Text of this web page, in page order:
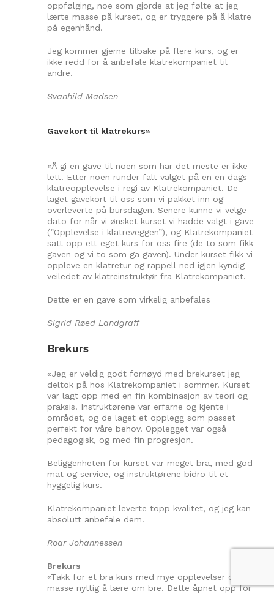
oppfølging, noe som gjorde at jeg følte at jeg
lærte masse på kurset, og er tryggere på å klatre
på egenhånd.
Jeg kommer gjerne tilbake på flere kurs, og er
ikke redd for å anbefale klatrekompaniet til
andre.
Svanhild Madsen
Gavekort til klatrekurs»
«Å gi en gave til noen som har det meste er ikke
lett. Etter noen runder falt valget på en en dags
klatreopplevelse i regi av Klatrekompaniet. De
laget gavekort til oss som vi pakket inn og
overleverte på bursdagen. Senere kunne vi velge
dato for når vi ønsket kurset vi hadde valgt i gave
(”Opplevelse i klatreveggen”), og Klatrekompaniet
satt opp ett eget kurs for oss fire (de to som fikk
gaven og vi to som ga gaven). Under kurset fikk vi
oppleve en klatretur og rappell ned igjen kyndig
veiledet av klatreinstruktør fra Klatrekompaniet.
Dette er en gave som virkelig anbefales
Sigrid Røed Landgraff
Brekurs
«Jeg er veldig godt fornøyd med brekurset jeg
deltok på hos Klatrekompaniet i sommer. Kurset
var lagt opp med en fin kombinasjon av teori og
praksis. Instruktørene var erfarne og kjente i
området, og de laget et opplegg som passet
perfekt for våre behov. Opplegget var også
pedagogisk, og med fin progresjon.
Beliggenheten for kurset var meget bra, med god
mat og service, og instruktørene bidro til et
hyggelig kurs.
Klatrekompaniet leverte topp kvalitet, og jeg kan
absolutt anbefale dem!
Roar Johannessen
Brekurs
«Takk for et bra kurs med mye opplevelser og
masse nyttig å lære om bre. Dette åpnet opp for